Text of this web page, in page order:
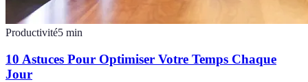
Productivité5 min
10 Astuces Pour Optimiser Votre Temps Chaque
Jour